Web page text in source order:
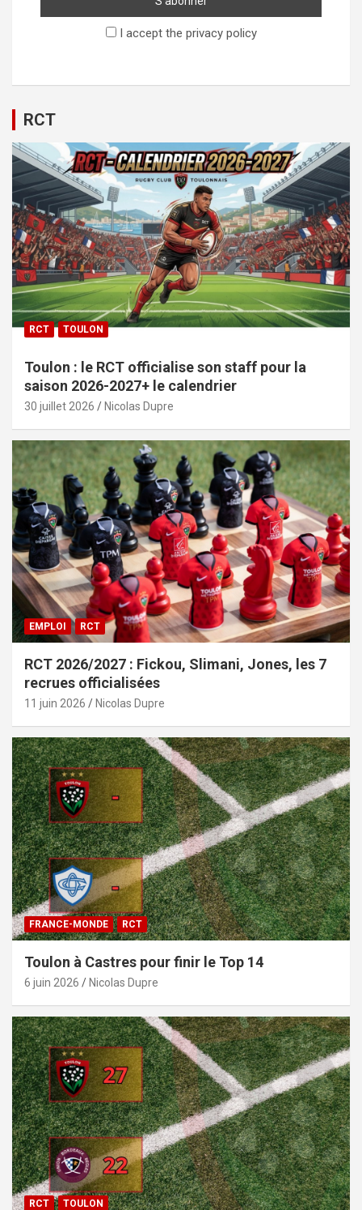
I accept the privacy policy
RCT
RCT TOULON
Toulon : le RCT officialise son staff pour la
saison 2026-2027+ le calendrier
30 juillet 2026 Nicolas Dupre
EMPLOI RCT
RCT 2026/2027 : Fickou, Slimani, Jones, les 7
recrues officialisées
11 juin 2026 Nicolas Dupre
FRANCE-MONDE RCT
Toulon à Castres pour finir le Top 14
6 juin 2026 Nicolas Dupre
RCT TOULON